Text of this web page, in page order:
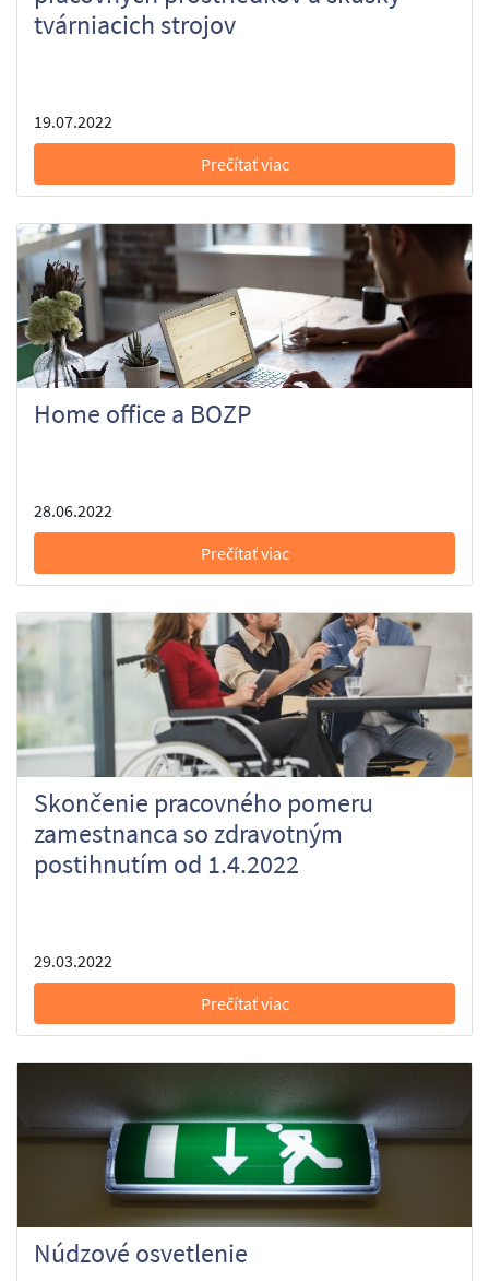
tvárniacich strojov
19.07.2022
Prečítať viac
Home office a BOZP
28.06.2022
Prečítať viac
Skončenie pracovného pomeru
zamestnanca so zdravotným
postihnutím od 1.4.2022
29.03.2022
Prečítať viac
Núdzové osvetlenie